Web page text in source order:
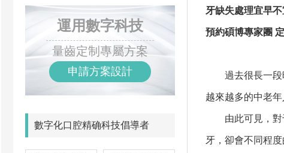
運用數字科技
量齒定制專屬方案
申請方案設計
數字化口腔精确科技倡導者
牙缺失處理宜早
預約碩博專家團
過去很長一段時
越來越多的中老
由此可見，對于
牙，卻會不同程度